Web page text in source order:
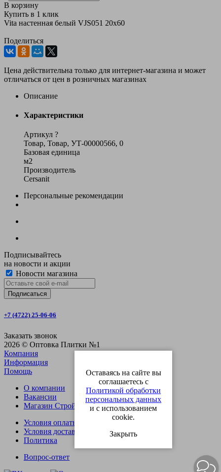
В корзину
Купить в 1 клик
Vita настенная белый VJS051 20х60
Поделиться
Цена действительна только для интернет-магазина и может
отличаться от цен в розничных магазинах
Описание
Характеристики
Артикул ?
Товар, Товар, УТ-00000566, 0
Базовая единица
м2
Производитель
Cersanit
Персональные рекомендации
Подписывайтесь
на новости и акции
Новости магазина
+7 (4722) 25-06-06
Заказать звонок
2026 © Оптовка Плитки №1
Компания
Информация
Помощь
О компании
Вакансии
Магазин СтройОпт
Условия оплаты
Условия доставки
Политика
Вопрос-ответ
Оставаясь на сайте вы
соглашаетесь с
Политикой обработки
персональных данных
и с использованием
cookie.
Закрыть